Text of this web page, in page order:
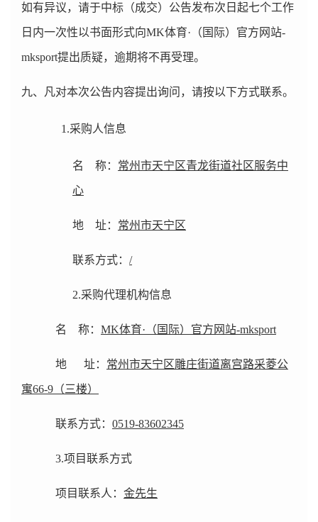
如有异议，请于中标（成交）公告发布次日起七个工作
日内一次性以书面形式向MK体育·（国际）官方网站-
mksport提出质疑，逾期将不再受理。
九、凡对本次公告内容提出询问，请按以下方式联系。
1.采购人信息
名 称： 常州市天宁区青龙街道社区服务中
心
地 址： 常州市天宁区
联系方式： /
2.采购代理机构信息
名 称： MK体育·（国际）官方网站-mksport
地 址： 常州市天宁区雕庄街道离宫路采菱公
寓66-9（三楼）
联系方式： 0519-83602345
3.项目联系方式
项目联系人： 金先生